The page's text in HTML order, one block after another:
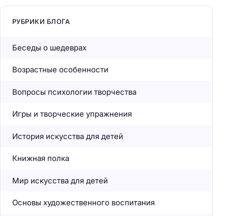
РУБРИКИ БЛОГА
Беседы о шедеврах
Возрастные особенности
Вопросы психологии творчества
Игры и творческие упражнения
История искусства для детей
Книжная полка
Мир искусства для детей
Основы художественного воспитания